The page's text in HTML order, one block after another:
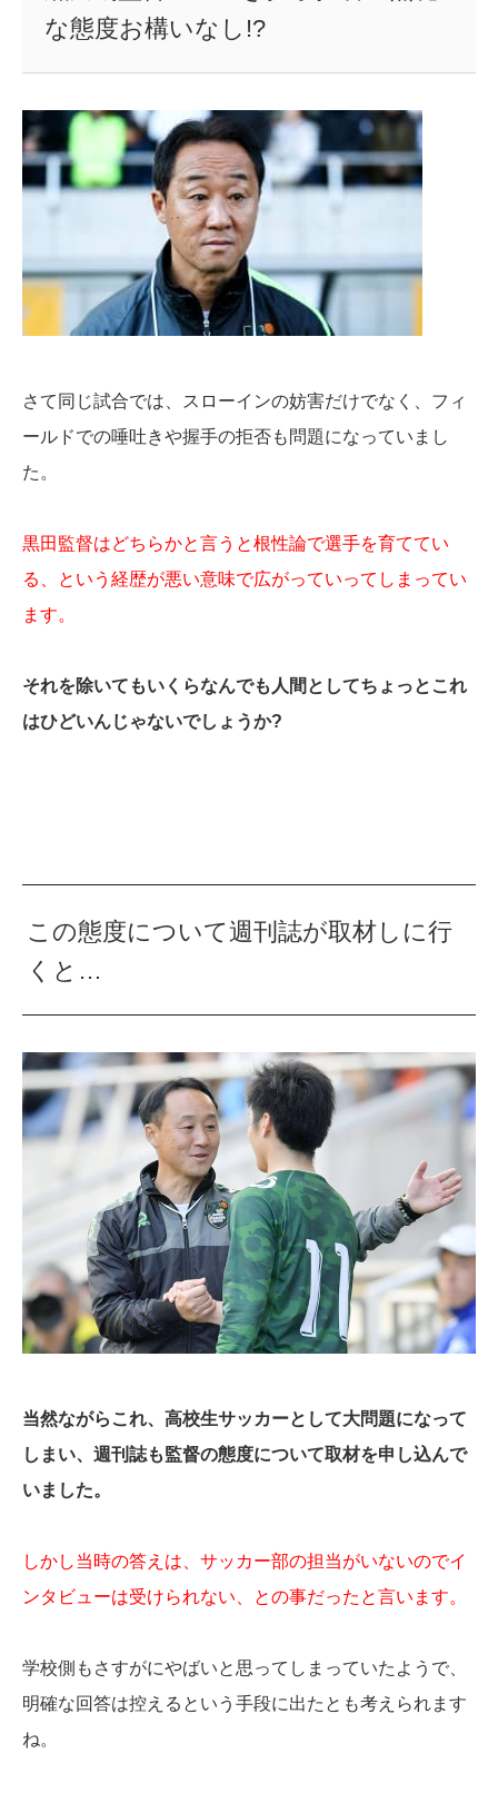
な態度お構いなし!?
さて同じ試合では、スローインの妨害だけでなく、フィ
ールドでの唾吐きや握手の拒否も問題になっていまし
た。
黒田監督はどちらかと言うと根性論で選手を育ててい
る、という経歴が悪い意味で広がっていってしまってい
ます。
それを除いてもいくらなんでも人間としてちょっとこれ
はひどいんじゃないでしょうか?
この態度について週刊誌が取材しに行
くと…
当然ながらこれ、高校生サッカーとして大問題になって
しまい、週刊誌も監督の態度について取材を申し込んで
いました。
しかし当時の答えは、サッカー部の担当がいないのでイ
ンタビューは受けられない、との事だったと言います。
学校側もさすがにやばいと思ってしまっていたようで、
明確な回答は控えるという手段に出たとも考えられます
ね。